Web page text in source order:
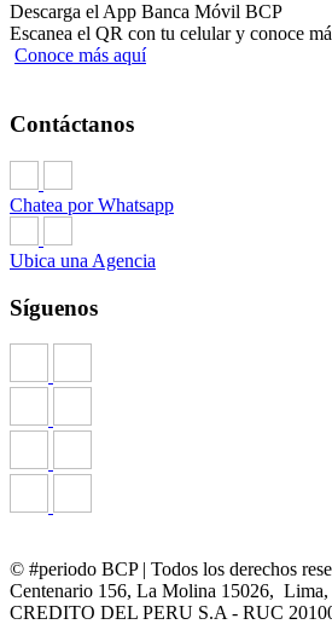
Descarga el App Banca Móvil BCP
Escanea el QR con tu celular y conoce
Conoce más aquí
Contáctanos
Chatea por Whatsapp
Ubica una Agencia
Síguenos
© #periodo BCP | Todos los derechos
Centenario 156, La Molina 15026,
CREDITO DEL PERU S.A - RUC